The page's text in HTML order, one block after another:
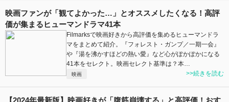
映画ファンが「観てよかった…」とオススメしたくなる！高評
価が集まるヒューマンドラマ41本
Filmarksで映画好きから高評価を集めるヒューマンドラ
マをまとめて紹介。『フォレスト・ガンプ／一期一会』
や『湯を沸かすほどの熱い愛』など心がぽかぽかになる
41本をセレクト。映画セレクト基準は？本…
映画 >>続きを読む